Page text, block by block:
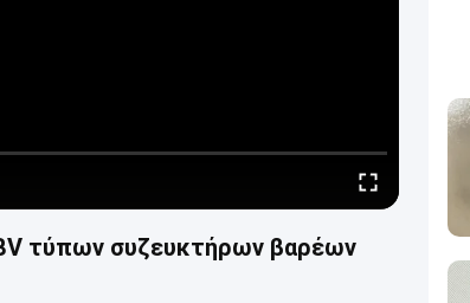
τύπων συζευκτήρων βαρέων